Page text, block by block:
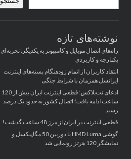
نوشته‌های تازه
راه‌های اتصال موبایل و کامپیوتر به یکدیگر: تجربه‌ای
یکپارچه و کاربردی
انتقاد کاربران از اتمام زودهنگام بسته‌های اینترنت
ایرانسل همزمان با شرایط جنگی
ادعای نت‌بلاکس: قطعی اینترنت ایران بیش از 120
ساعت ادامه یافت؛ اتصال کشور به حدود یک درصد
رسید
قطعی اینترنت در ایران از مرز 48 ساعت گذشت!
گوشی HMD Luma با دوربین 50 مگاپیکسل و
نمایشگر 120 هرتز رونمایی شد